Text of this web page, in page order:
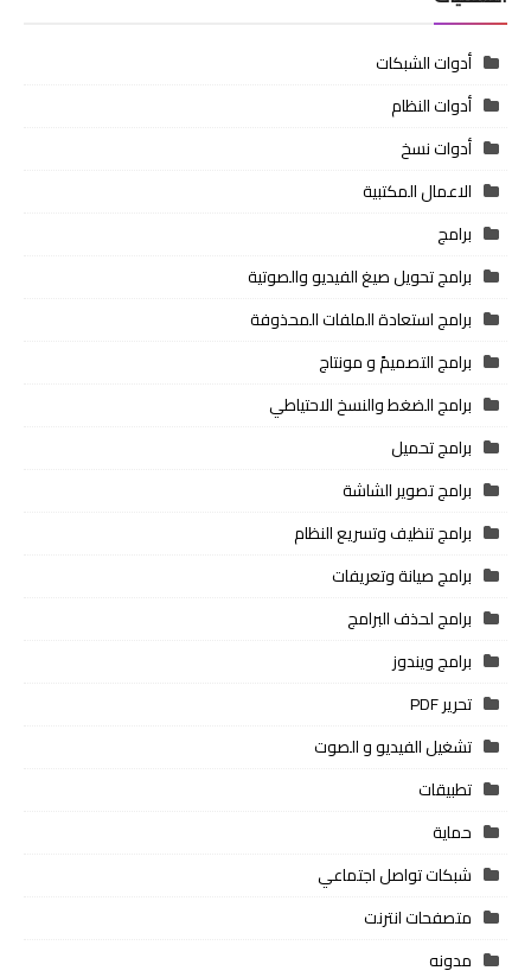
أدوات الشبكات
أدوات النظام
أدوات نسخ
الاعمال المكتبية
برامج
برامج تحويل صيغ الفيديو والصوتية
برامج استعادة الملفات المحذوفة
برامج التصميمً و مونتاج
برامج الضغط والنسخ الاحتياطي
برامج تحميل
برامج تصوير الشاشة
برامج تنظيف وتسريع النظام
برامج صيانة وتعريفات
برامج لحذف البرامج
برامج ويندوز
تحرير PDF
تشغيل الفيديو و الصوت
تطبيقات
حماية
شبكات تواصل اجتماعي
متصفحات انترنت
مدونه